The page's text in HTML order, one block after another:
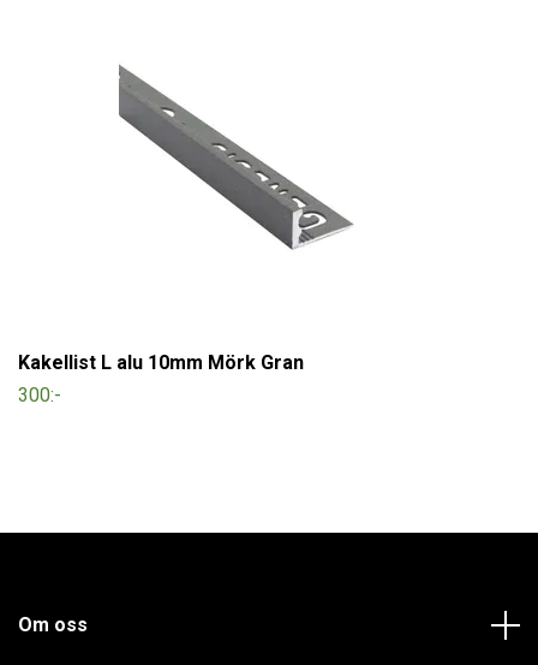
Kakellist L alu 10mm Mörk Gran
300:-
Om oss